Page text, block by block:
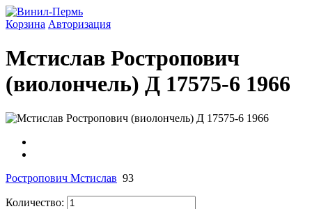
Корзина Авторизация
Мстислав Ростропович
(виолончель) Д 17575-6 1966
Ростропович Мстислав 93
Количество: